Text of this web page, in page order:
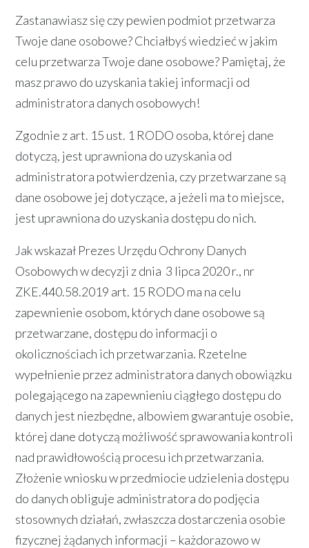
Zastanawiasz się czy pewien podmiot przetwarza
Twoje dane osobowe? Chciałbyś wiedzieć w jakim
celu przetwarza Twoje dane osobowe? Pamiętaj, że
masz prawo do uzyskania takiej informacji od
administratora danych osobowych!
Zgodnie z art. 15 ust. 1 RODO osoba, której dane
dotyczą, jest uprawniona do uzyskania od
administratora potwierdzenia, czy przetwarzane są
dane osobowe jej dotyczące, a jeżeli ma to miejsce,
jest uprawniona do uzyskania dostępu do nich.
Jak wskazał Prezes Urzędu Ochrony Danych
Osobowych w decyzji z dnia 3 lipca 2020 r., nr
ZKE.440.58.2019 art. 15 RODO ma na celu
zapewnienie osobom, których dane osobowe są
przetwarzane, dostępu do informacji o
okolicznościach ich przetwarzania. Rzetelne
wypełnienie przez administratora danych obowiązku
polegającego na zapewnieniu ciągłego dostępu do
danych jest niezbędne, albowiem gwarantuje osobie,
której dane dotyczą możliwość sprawowania kontroli
nad prawidłowością procesu ich przetwarzania.
Złożenie wniosku w przedmiocie udzielenia dostępu
do danych obliguje administratora do podjęcia
stosownych działań, zwłaszcza dostarczenia osobie
fizycznej żądanych informacji – każdorazowo w